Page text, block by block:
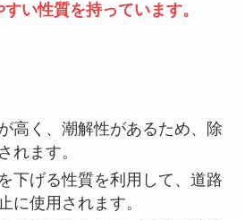
い性質を持っています。
高く、潮解性があるため、除
れます。
下げる性質を利用して、道路
に使用されます。